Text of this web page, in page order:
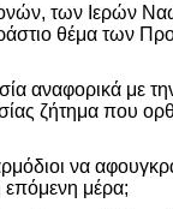
των Ιερών
θέμα των
αναφορικά με
ζήτημα που
να
επόμενη μέρα;